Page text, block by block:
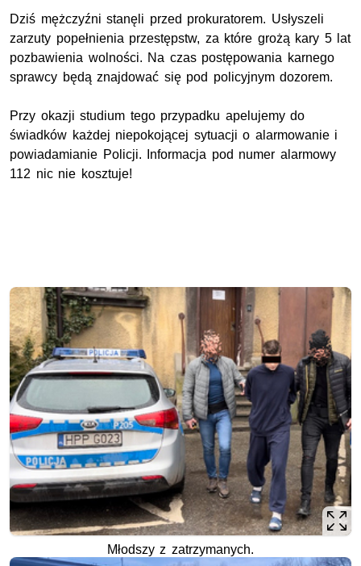
Dziś mężczyźni stanęli przed prokuratorem. Usłyszeli
zarzuty popełnienia przestępstw, za które grożą kary 5 lat
pozbawienia wolności. Na czas postępowania karnego
sprawcy będą znajdować się pod policyjnym dozorem.
Przy okazji studium tego przypadku apelujemy do
świadków każdej niepokojącej sytuacji o alarmowanie i
powiadamianie Policji. Informacja pod numer alarmowy
112 nic nie kosztuje!
Młodszy z zatrzymanych.